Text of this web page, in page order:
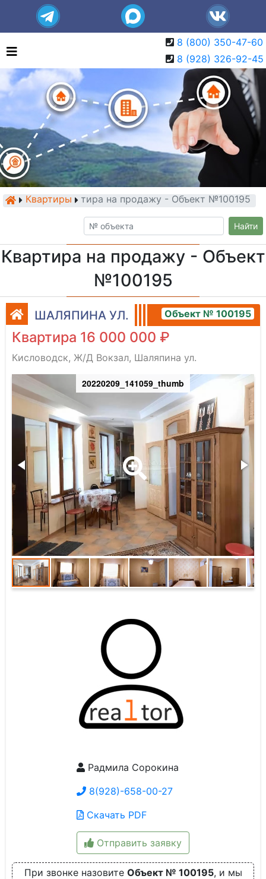
8 (800) 350-47-60
8 (928) 326-92-45
КвартирыКвартира на продажу - Объект №100195
Найти
Квартира на продажу - Объект
№100195
ШАЛЯПИНА УЛ. Объект № 100195
Квартира 16 000 000 ₽
Кисловодск, Ж/Д Вокзал, Шаляпина ул.
20220209_141059_thumb
Радмила Сорокина
8(928)-658-00-27
Скачать PDF
Отправить заявку
При звонке назовите Объект № 100195, и мы